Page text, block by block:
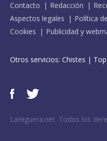
Contacto Redacción
Aspectos legales
Política
Cookies
Publicidad y
Otros servicios: Chistes |
LaHiguera.net. Todos los